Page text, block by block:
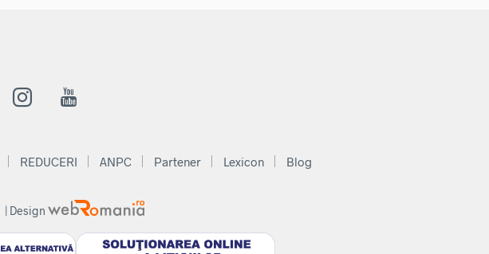
alese
în
REDUCERI ANPC Partener Lexicon Blog
| Design